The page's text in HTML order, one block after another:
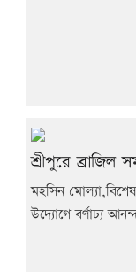
শ্রীপুরে
মহসিন
উদ্যোগে বর্ণাঢ্য